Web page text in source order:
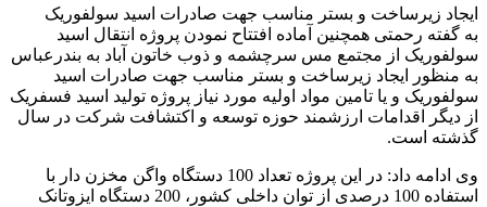
ایجاد زیرساخت و بستر مناسب جهت صادرات اسید سولفوریک
به گفته رحمتی همچنین آماده افتتاح نمودن پروژه انتقال اسید
سولفوریک از مجتمع مس سرچشمه و ذوب خاتون آباد به بندرعباس
به منظور ایجاد زیرساخت و بستر مناسب جهت صادرات اسید
سولفوریک و یا تامین مواد اولیه مورد نیاز پروژه تولید اسید فسفریک
از دیگر اقدامات ارزشمند حوزه توسعه و اکتشافت شرکت در سال
گذشته است.
وی ادامه داد: در این پروژه تعداد 100 دستگاه واگن مخزن دار با
استفاده 100 درصدی از توان داخلی کشور، 200 دستگاه ایزوتانک